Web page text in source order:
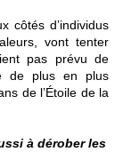
côtés d’individus
vont tenter
pas prévu de
de plus en plus
de l’Étoile de la
à dérober les